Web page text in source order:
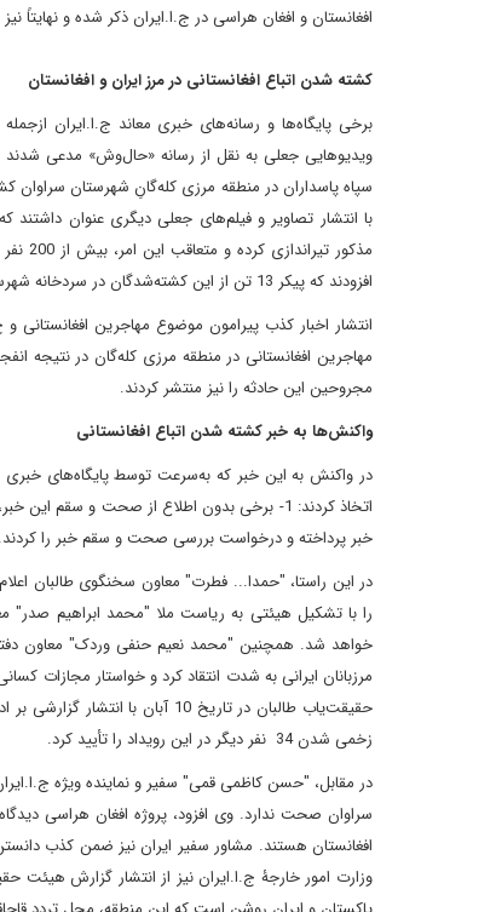
افغانستان و افغان هراسی در ج.ا.ایران ذکر شده و نهایتاً
کشته شدن اتباع افغانستانی در مرز ایران و افغانستان
سپاه پاسداران در منطقه مرزی کله‌گانِ شهرستان سراوان
افزودند که پیکر 13 تن از این کشته‌شدگان در سردخانه شهرستان سراوان است و به زودی در این شهر دفن خواهند شد.
مهاجرین افغانستانی در منطقه مرزی کله‌گان در نتیجه
مجروحین این حادثه را نیز منتشر کردند.
واکنش‌ها به خبر کشته شدن اتباع افغانستانی
در واکنش به این خبر که به‌سرعت توسط پایگاه‌های
خبر پرداخته و درخواست بررسی‌ صحت و سقم خبر را کردند.
در این راستا، "حمدا... فطرت" معاون سخنگوی طالبان
را با تشکیل هیئتی به ریاست ملا "محمد ابراهیم صدر"
خواهد شد. همچنین "محمد نعیم حنفی وردک" معاون
مرزبانان ایرانی به شدت انتقاد کرد و خواستار مجازات
زخمی شدن 34 نفر دیگر در این رویداد را تأیید کرد.
در مقابل، "حسن کاظمی قمی" سفیر و نماینده ویژه
سراوان صحت ندارد. وی افزود،‏ پروژه افغان‌ هراسی
افغانستان هستند. مشاور سفیر ایران نیز ضمن کذب
وزارت امور خارجۀ ج.ا.ایران نیز از انتشار گزارش هیئت